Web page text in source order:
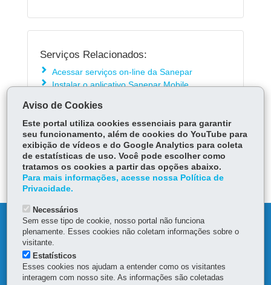
Serviços Relacionados:
Acessar serviços on-line da Sanepar
Instalar o aplicativo Sanepar Mobile
histórico de consumo
ÓRGÃO RESPONSÁVEL
DEIXE SUA OPINIÃO
MAPA DO SITE
DENUNCIE CORRUPÇÃO
Aviso de Cookies
Este portal utiliza cookies essenciais para garantir
seu funcionamento, além de cookies do YouTube para
exibição de vídeos e do Google Analytics para coleta
de estatísticas de uso. Você pode escolher como
tratamos os cookies a partir das opções abaixo.
Para mais informações, acesse nossa Política de
Privacidade.
Necessários
Sem esse tipo de cookie, nosso portal não funciona
plenamente. Esses cookies não coletam informações sobre o
visitante.
Estatísticos
Esses cookies nos ajudam a entender como os visitantes
interagem com nosso site. As informações são coletadas